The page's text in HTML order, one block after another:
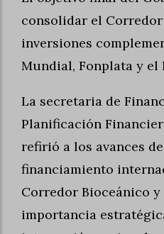
consolidar el
inversiones
Mundial, Fonplata y el
La secretaria de
Planificación
refirió a los avances
financiamiento
Corredor Bioceánico
importancia